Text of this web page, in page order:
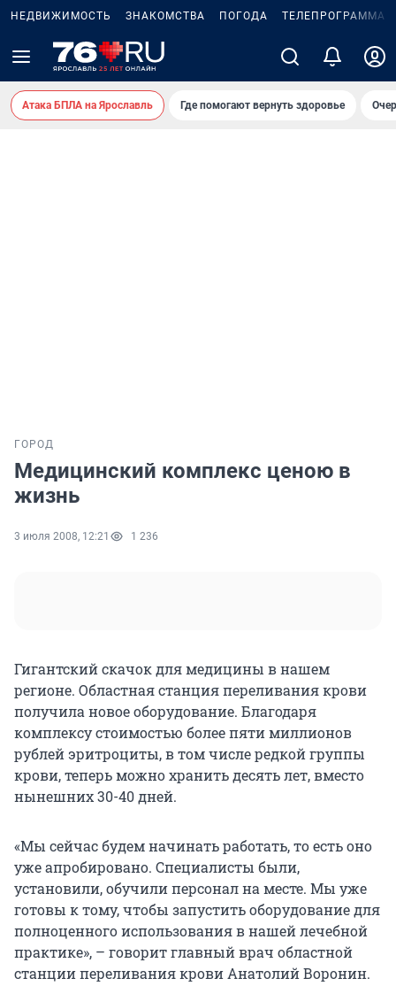
НЕДВИЖИМОСТЬ ЗНАКОМСТВА ПОГОДА ТЕЛЕПРОГРАММА
Атака БПЛА на Ярославль Где помогают вернуть здоровье
ГОРОД
Медицинский комплекс ценою в
жизнь
3 июля 2008, 12:21 1 236
Гигантский скачок для медицины в нашем
регионе. Областная станция переливания крови
получила новое оборудование. Благодаря
комплексу стоимостью более пяти миллионов
рублей эритроциты, в том числе редкой группы
крови, теперь можно хранить десять лет, вместо
нынешних 30-40 дней.
«Мы сейчас будем начинать работать, то есть оно
уже апробировано. Специалисты были,
установили, обучили персонал на месте. Мы уже
готовы к тому, чтобы запустить оборудование для
полноценного использования в нашей лечебной
практике», – говорит главный врач областной
станции переливания крови Анатолий Воронин.